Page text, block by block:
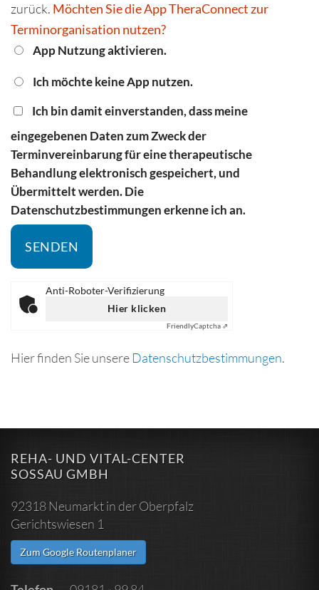
zurück. Möchten Sie die App TheraConnect zur
Terminorganisation nutzen?
App Nutzung aktivieren.
Ich möchte keine App nutzen.
Ich bin damit einverstanden, dass meine
eingegebenen Daten zum Zweck der
Terminvereinbarung für eine therapeutische
Behandlung elektronisch gespeichert, und
Übermittelt werden. Die
Datenschutzbestimmungen erkenne ich an.
Anti-Roboter-Verifizierung
Hier klicken
FriendlyCaptcha ⇗
Hier finden Sie unsereDatenschutzbestimmungen.
REHA- UND VITAL-CENTER
SOSSAU GMBH
92318 Neumarkt in der Oberpfalz
Gerichtswiesen 1
Zum Google Routenplaner